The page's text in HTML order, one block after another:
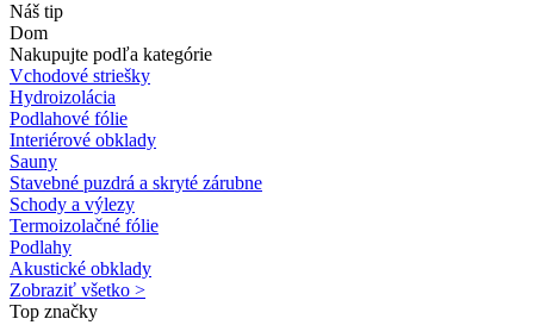
Náš tip
Dom
Nakupujte podľa kategórie
Vchodové striešky
Hydroizolácia
Podlahové fólie
Interiérové obklady
Sauny
Stavebné puzdrá a skryté zárubne
Schody a výlezy
Termoizolačné fólie
Podlahy
Akustické obklady
Zobraziť všetko >
Top značky